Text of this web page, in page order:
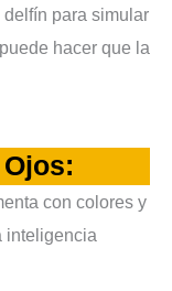
para simular
hacer que la
con colores y
inteligencia